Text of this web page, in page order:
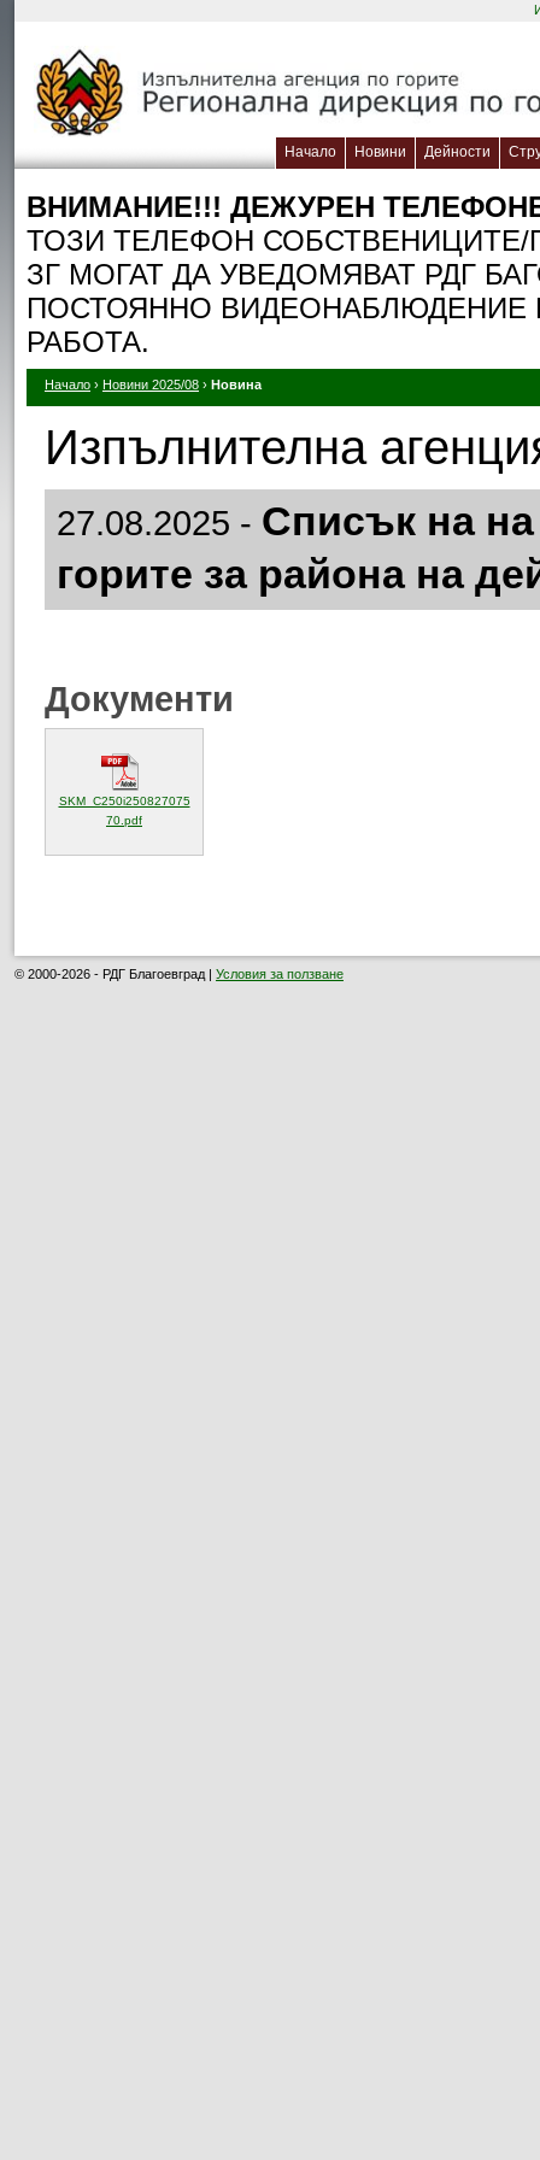
Начало Новини Дейности
ВНИМАНИЕ!!! ДЕЖУРЕН
ТОЗИ ТЕЛЕФОН СОБСТВЕНИЦИТЕ/
ЗГ МОГАТ ДА УВЕДОМЯВАТ РДГ
ПОСТОЯННО ВИДЕОНАБЛЮДЕНИЕ
РАБОТА.
Начало › Новини 2025/08 › Новина
Изпълнителна
27.08.2025 - Списък на
горите за района на
Документи
SKM_C250i250827075
70.pdf(отваря се в нов прозорец)
© 2000-2026 - РДГ Благоевград | Условия за ползване